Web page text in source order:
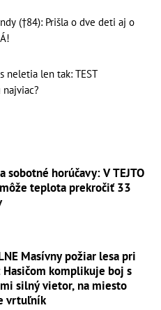
(†84): Prišla o dve deti aj o
neletia len tak: TEST
sobotné horúčavy: V TEJTO
teplota prekročiť 33
Masívny požiar lesa pri
Hasičom komplikuje boj s
vietor, na miesto
vrtuľník